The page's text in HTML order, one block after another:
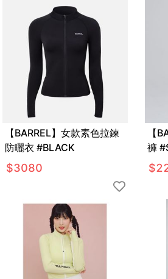
【BARREL】女款素色拉鍊
防曬衣 #BLACK
$3080
【
褲
$